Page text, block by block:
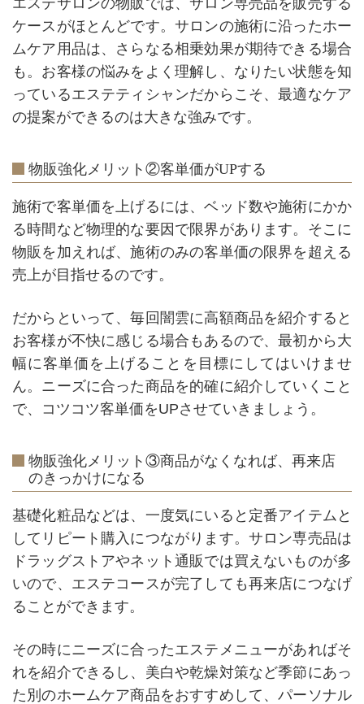
エステサロンの物販では、サロン専売品を販売する
ケースがほとんどです。サロンの施術に沿ったホー
ムケア用品は、さらなる相乗効果が期待できる場合
も。お客様の悩みをよく理解し、なりたい状態を知
っているエステティシャンだからこそ、最適なケア
の提案ができるのは大きな強みです。
物販強化メリット②客単価がUPする
施術で客単価を上げるには、ベッド数や施術にかか
る時間など物理的な要因で限界があります。そこに
物販を加えれば、施術のみの客単価の限界を超える
売上が目指せるのです。
だからといって、毎回闇雲に高額商品を紹介すると
お客様が不快に感じる場合もあるので、最初から大
幅に客単価を上げることを目標にしてはいけませ
ん。ニーズに合った商品を的確に紹介していくこと
で、コツコツ客単価をUPさせていきましょう。
物販強化メリット③商品がなくなれば、再来店
のきっかけになる
基礎化粧品などは、一度気にいると定番アイテムと
してリピート購入につながります。サロン専売品は
ドラッグストアやネット通販では買えないものが多
いので、エステコースが完了しても再来店につなげ
ることができます。
その時にニーズに合ったエステメニューがあればそ
れを紹介できるし、美白や乾燥対策など季節にあっ
た別のホームケア商品をおすすめして、パーソナル